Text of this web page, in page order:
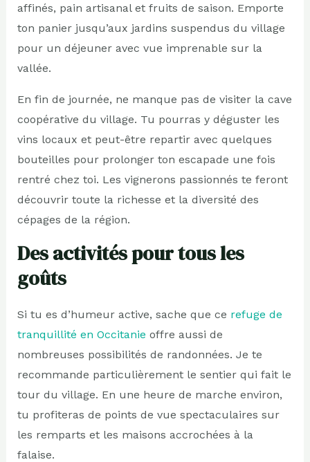
affinés, pain artisanal et fruits de saison. Emporte
ton panier jusqu’aux jardins suspendus du village
pour un déjeuner avec vue imprenable sur la
vallée.
En fin de journée, ne manque pas de visiter la cave
coopérative du village. Tu pourras y déguster les
vins locaux et peut-être repartir avec quelques
bouteilles pour prolonger ton escapade une fois
rentré chez toi. Les vignerons passionnés te feront
découvrir toute la richesse et la diversité des
cépages de la région.
Des activités pour tous les
goûts
Si tu es d’humeur active, sache que ce refuge de
tranquillité en Occitanie offre aussi de
nombreuses possibilités de randonnées. Je te
recommande particulièrement le sentier qui fait le
tour du village. En une heure de marche environ,
tu profiteras de points de vue spectaculaires sur
les remparts et les maisons accrochées à la
falaise.